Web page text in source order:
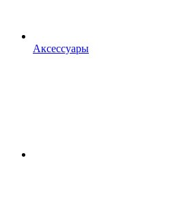
Аксессуары